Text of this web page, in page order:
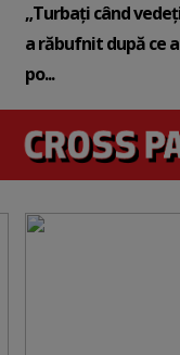
„Turbați când
a răbufnit după ce
po...